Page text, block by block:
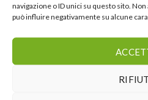
navigazione o ID unici su questo sito.
può influire negativamente su alcune